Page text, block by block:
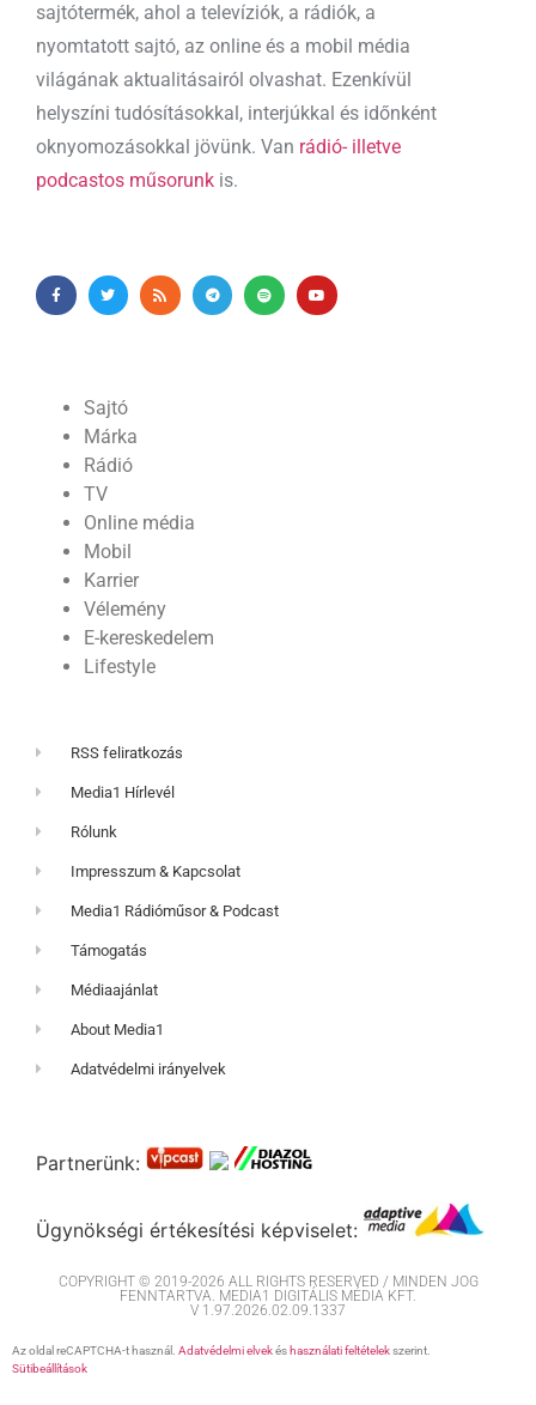
sajtótermék, ahol a televíziók, a rádiók, a
nyomtatott sajtó, az online és a mobil média
világának aktualitásairól olvashat. Ezenkívül
helyszíni tudósításokkal, interjúkkal és időnként
oknyomozásokkal jövünk. Van rádió- illetve
podcastos műsorunk is.
Sajtó
Márka
Rádió
TV
Online média
Mobil
Karrier
Vélemény
E-kereskedelem
Lifestyle
RSS feliratkozás
Media1 Hírlevél
Rólunk
Impresszum & Kapcsolat
Media1 Rádióműsor & Podcast
Támogatás
Médiaajánlat
About Media1
Adatvédelmi irányelvek
Partnerünk:
Ügynökségi értékesítési képviselet:
COPYRIGHT © 2019-2026 ALL RIGHTS RESERVED / MINDEN JOG
FENNTARTVA. MEDIA1 DIGITÁLIS MÉDIA KFT.
V 1.97.2026.02.09.1337
Az oldal reCAPTCHA-t használ. Adatvédelmi elvekés használati feltételekszerint.
Sütibeállítások